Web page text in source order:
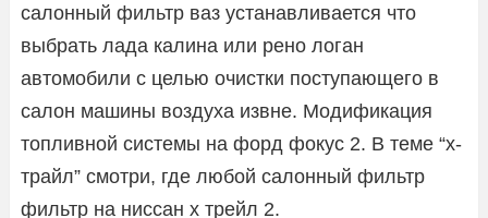
салонный фильтр ваз устанавливается что
выбрать лада калина или рено логан
автомобили с целью очистки поступающего в
салон машины воздуха извне. Модификация
топливной системы на форд фокус 2. В теме “х-
трайл” смотри, где любой салонный фильтр
фильтр на ниссан х трейл 2.